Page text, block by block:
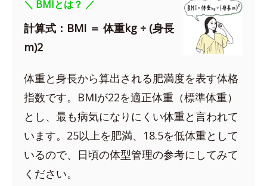
＼ BMIとは？ ／
計算式：BMI ＝ 体重kg ÷ (身長
m)2
体重と身長から算出される肥満度を表す体格
指数です。BMIが22を適正体重（標準体重）
とし、最も病気になりにくい体重と言われて
います。25以上を肥満、18.5を低体重として
いるので、日頃の体型管理の参考にしてみて
ください。